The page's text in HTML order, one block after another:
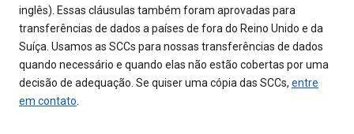
inglês). Essas cláusulas também foram aprovadas para
transferências de dados a países de fora do Reino Unido e da
Suíça. Usamos as SCCs para nossas transferências de dados
quando necessário e quando elas não estão cobertas por uma
decisão de adequação. Se quiser uma cópia das SCCs, entre
em contato.